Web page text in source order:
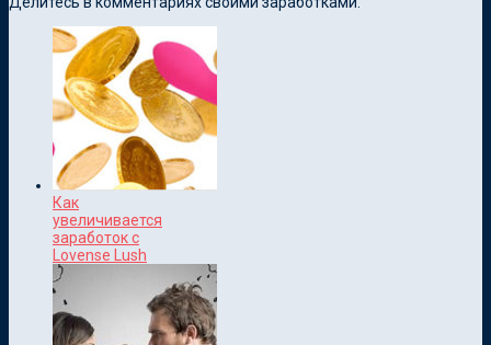
Как
увеличивается
заработок с
Lovense Lush